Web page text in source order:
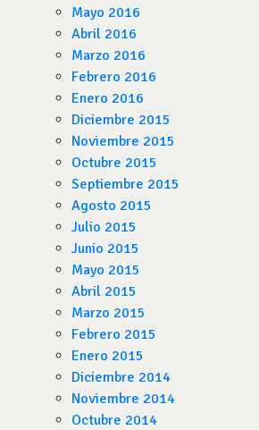
Mayo 2016
Abril 2016
Marzo 2016
Febrero 2016
Enero 2016
Diciembre 2015
Noviembre 2015
Octubre 2015
Septiembre 2015
Agosto 2015
Julio 2015
Junio 2015
Mayo 2015
Abril 2015
Marzo 2015
Febrero 2015
Enero 2015
Diciembre 2014
Noviembre 2014
Octubre 2014